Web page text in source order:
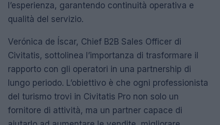
l’esperienza, garantendo continuità operativa e
qualità del servizio.
Verónica de Íscar, Chief B2B Sales Officer di
Civitatis, sottolinea l’importanza di trasformare il
rapporto con gli operatori in una partnership di
lungo periodo. L’obiettivo è che ogni professionista
del turismo trovi in Civitatis Pro non solo un
fornitore di attività, ma un partner capace di